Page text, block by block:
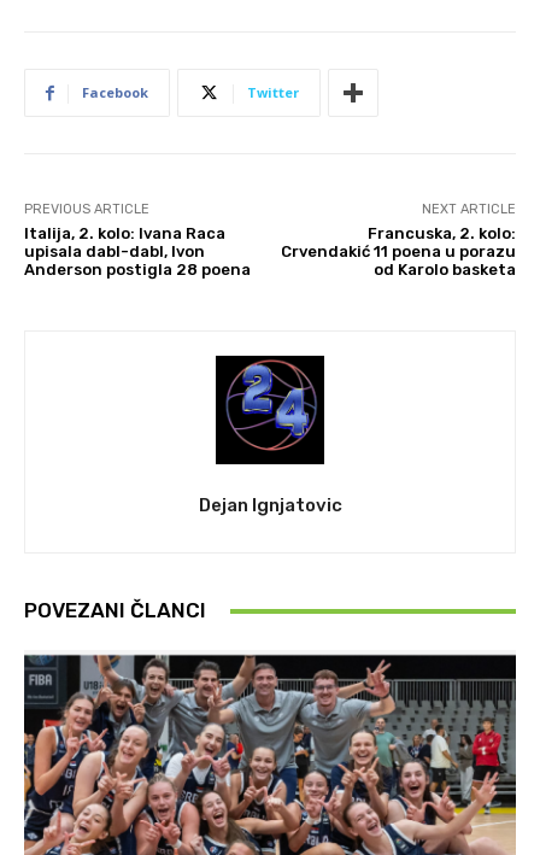
Facebook Twitter
PREVIOUS ARTICLE
Italija, 2. kolo: Ivana Raca
upisala dabl-dabl, Ivon
Anderson postigla 28 poena
NEXT ARTICLE
Francuska, 2. kolo:
Crvendakić 11 poena u porazu
od Karolo basketa
Dejan Ignjatovic
POVEZANI ČLANCI